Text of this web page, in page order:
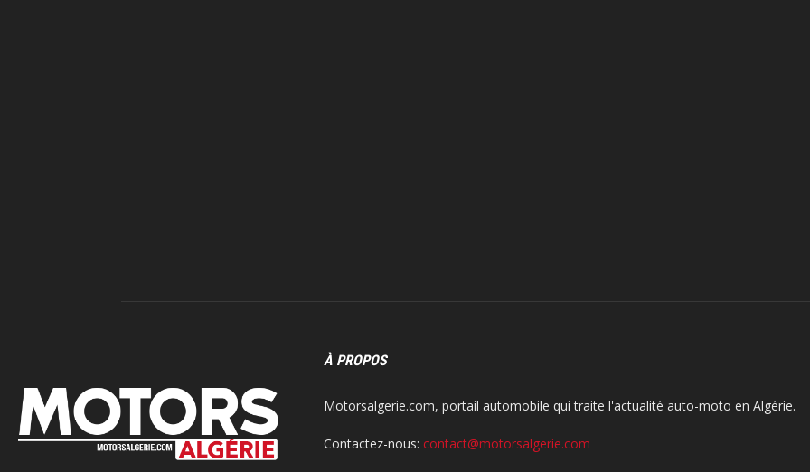
À PROPOS
Motorsalgerie.com, portail automobile qui traite l'actualité auto-moto en Algérie.
Contactez-nous: contact@motorsalgerie.com